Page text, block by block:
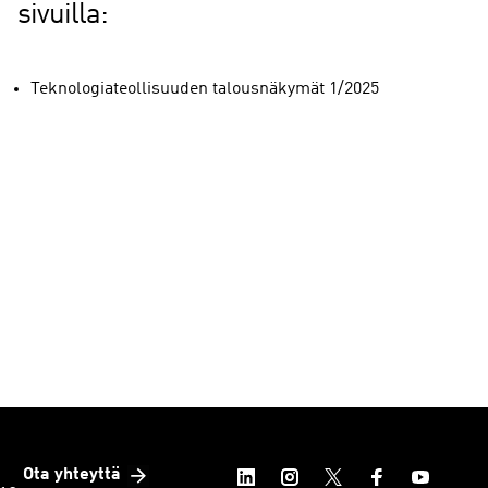
sivuilla:
Teknologiateollisuuden talousnäkymät 1/2025
Ota yhteyttä